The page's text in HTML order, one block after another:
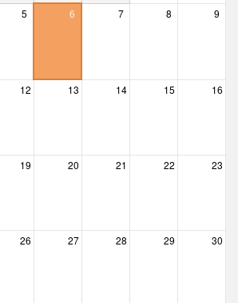
5 6 7 8 9
12 13 14 15 16
19 20 21 22 23
26 27 28 29 30